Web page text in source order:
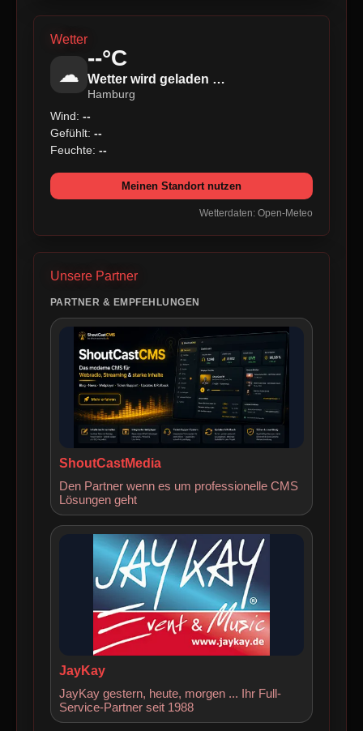
Wetter
☁
--°C
Wetter wird geladen …
Hamburg
Wind: --
Gefühlt: --
Feuchte: --
Meinen Standort nutzen
Wetterdaten: Open-Meteo
Unsere Partner
PARTNER & EMPFEHLUNGEN
ShoutCastMedia
Den Partner wenn es um professionelle CMS
Lösungen geht
JayKay
JayKay gestern, heute, morgen ... Ihr Full-
Service-Partner seit 1988